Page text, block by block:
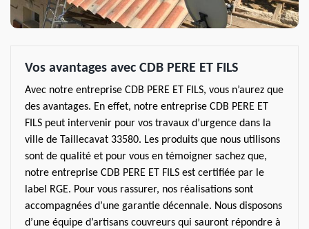
Vos avantages avec CDB PERE ET FILS
Avec notre entreprise CDB PERE ET FILS, vous n’aurez que
des avantages. En effet, notre entreprise CDB PERE ET
FILS peut intervenir pour vos travaux d’urgence dans la
ville de Taillecavat 33580. Les produits que nous utilisons
sont de qualité et pour vous en témoigner sachez que,
notre entreprise CDB PERE ET FILS est certifiée par le
label RGE. Pour vous rassurer, nos réalisations sont
accompagnées d’une garantie décennale. Nous disposons
d’une équipe d’artisans couvreurs qui sauront répondre à